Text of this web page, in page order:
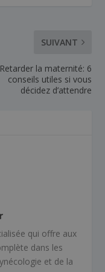
SUIVANT
Retarder la maternité: 6
conseils utiles si vous
décidez d’attendre
qui offre aux
dans les
et de la